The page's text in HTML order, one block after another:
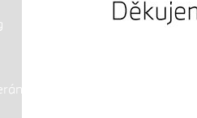
upozornění pro věřitele